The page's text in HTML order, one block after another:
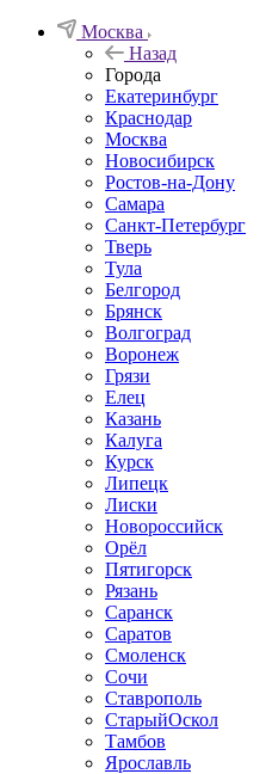
Москва
Назад
Города
Екатеринбург
Краснодар
Москва
Новосибирск
Ростов-на-Дону
Самара
Санкт-Петербург
Тверь
Тула
Белгород
Брянск
Волгоград
Воронеж
Грязи
Елец
Казань
Калуга
Курск
Липецк
Лиски
Новороссийск
Орёл
Пятигорск
Рязань
Саранск
Саратов
Смоленск
Сочи
Ставрополь
СтарыйОскол
Тамбов
Ярославль